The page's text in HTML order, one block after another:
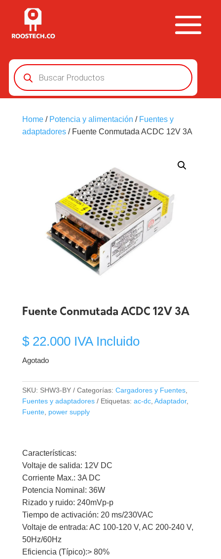
Búsqueda
de
productos
Home/ Potencia y alimentación / Fuentes y
adaptadores/ Fuente Conmutada ACDC 12V 3A
Fuente Conmutada ACDC 12V 3A
$22.000 IVA Incluido
Agotado
SKU: SHW3-BY Categorías: Cargadores y Fuentes,
Fuentes y adaptadores
Etiquetas: ac-dc, Adaptador,
Fuente, power supply
Características:
Voltaje de salida: 12V DC
Corriente Max.: 3A DC
Potencia Nominal: 36W
Rizado y ruido: 240mVp-p
Tiempo de activación: 20 ms/230VAC
Voltaje de entrada: AC 100-120 V, AC 200-240 V,
50Hz/60Hz
Eficiencia (Típico):> 80%